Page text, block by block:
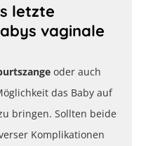
letzte
vaginale
oder auch
das Baby auf
bringen. Sollten beide
Komplikationen